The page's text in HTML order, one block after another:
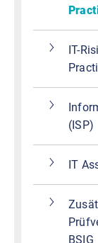
IT-
(ISP)
IT
BSIG